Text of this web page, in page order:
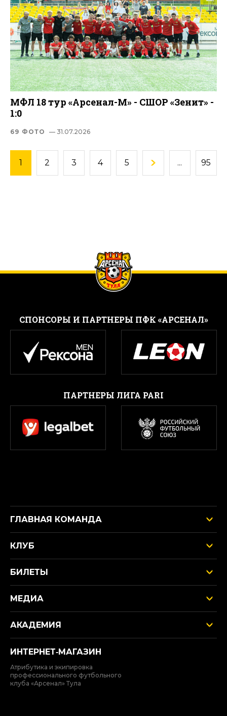
МФЛ 18 тур «Арсенал-М» - СШОР «Зенит» -
1:0
69 ФОТО — 31.07.2026
1 2 3 4 5 ... 95
CПОНСОРЫ И ПАРТНЕРЫ ПФК «АРСЕНАЛ»
ПАРТНЕРЫ ЛИГА PARI
ГЛАВНАЯ КОМАНДА
КЛУБ
БИЛЕТЫ
МЕДИА
АКАДЕМИЯ
ИНТЕРНЕТ‑МАГАЗИН
Атрибутика и экипировка
профессионального футбольного
клуба «Арсенал» Тула